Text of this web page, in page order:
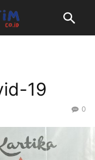
19
0